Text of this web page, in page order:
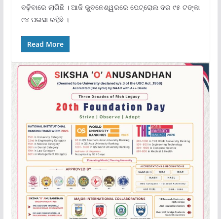
ବଢ଼ିବାରେ ଲାଗିଛି । ଆଜି ଭୁବନେଶ୍ୱରରେ ପେଟ୍ରୋଲ ଦର ୯୫ ଟଙ୍କା
୯୪ ପଇସା ରହିଛି ।
Read More